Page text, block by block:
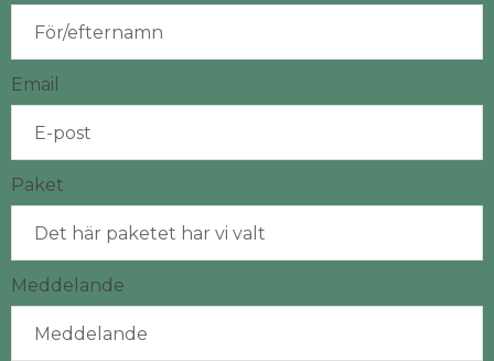
Email
Paket
Meddelande